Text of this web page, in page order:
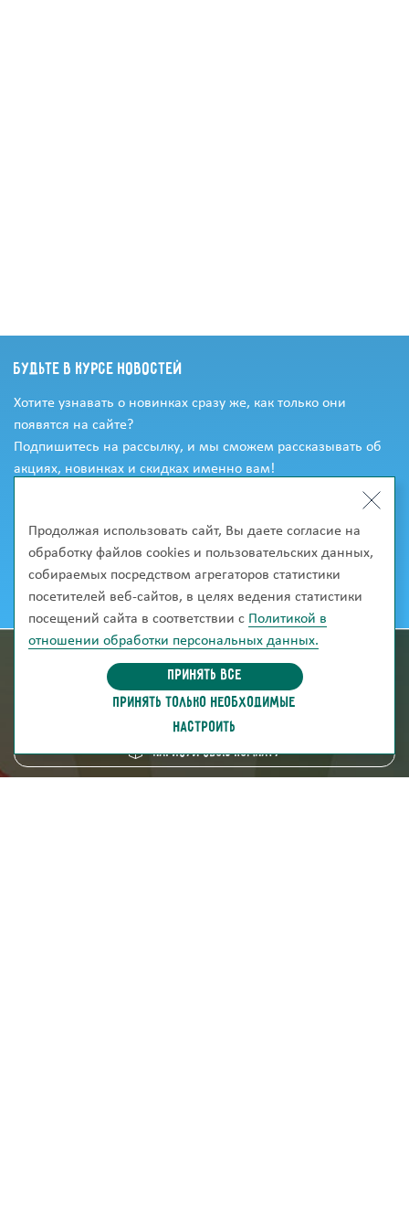
Продолжая использовать сайт, Вы даете согласие на
обработку файлов cookies и пользовательских данных,
собираемых посредством агрегаторов статистики
посетителей веб-сайтов, в целях ведения статистики
посещений сайта в соответствии с Политикой в
отношении обработки персональных данных.
Принять все
ПРИНЯТЬ ТОЛЬКО НЕОБХОДИМЫЕ
НАСТРОИТЬ
Будьте в курсе новостей
Хотите узнавать о новинках сразу же, как только они
появятся на сайте?
Подпишитесь на рассылку, и мы сможем рассказывать об
акциях, новинках и скидках именно вам!
информация для покупателей
скачать каталог
Нарисуй свою комнату